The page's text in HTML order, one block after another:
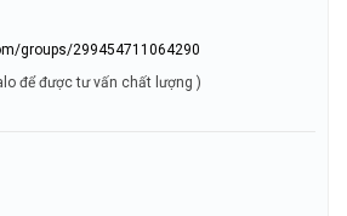
groups/299454711064290
để được tư vấn chất lượng )